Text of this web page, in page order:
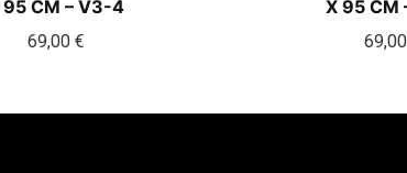
95 CM – V3-4
69,00 €
X 95 CM